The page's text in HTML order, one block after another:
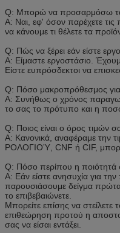
Q: Μπορώ να προσαρμόσω
Α: Ναι, εφ' όσον παρέχετε
να κάνουμε τι θέλετε τα
Q: Πώς να ξέρει εάν είστε
Α: Είμαστε εργοστάσιο.
Είστε ευπρόσδεκτοι να
Q: Πόσο μακροπρόθεσμος
Α: Συνήθως ο χρόνος
το σας το πρότυπο και η
Q: Ποιος είναι ο όρος τιμών
Α: Κανονικά, αναφέραμε την
ΡΟΛΟΓΙΟΎ, CNF ή CIF,
Q: Πόσο περίπου η ποιότητά
Α: Εάν είστε ανησυχία για
παρουσιάσουμε δείγμα
το επιβεβαιώνετε.
Μπορείτε επίσης να
επιθεώρηση προτού η
σας να είσαι εντάξει.